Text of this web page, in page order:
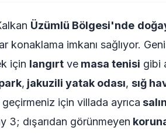
Üzümlü Bölgesi'nde
konaklama imkanı sağlıyor.
için langırt ve masa tenisi gibi
, jakuzili yatak odası, sığ
için villada ayrıca
3; dışarıdan görünmeyen